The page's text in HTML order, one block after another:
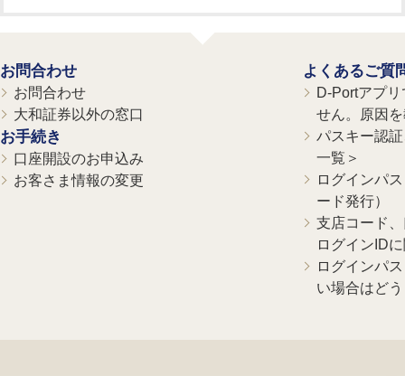
お問合わせ
お問合わせ
大和証券以外の窓口
お手続き
口座開設のお申込み
お客さま情報の変更
よくあるご質
D-Portアプ
せん。原因
パスキー認
一覧＞
ログインパ
ード発行）
支店コード
ログインID
ログインパ
い場合はど